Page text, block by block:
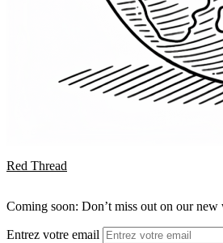
Red Thread
Coming soon: Don’t miss out on our
Entrez votre email